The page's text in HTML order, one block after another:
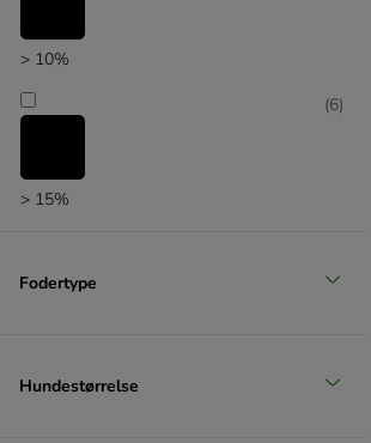
> 10%
> 15%
(6)
Fodertype
Hundestørrelse